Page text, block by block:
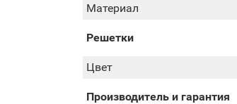
Материал
Решетки
Цвет
Производитель и гарантия